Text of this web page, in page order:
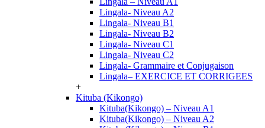
Lingala- Niveau A2
Lingala- Niveau B1
Lingala- Niveau B2
Lingala- Niveau C1
Lingala- Niveau C2
Lingala- Grammaire et Conjugaison
Lingala– EXERCICE ET CORRIGEES
+
Kituba (Kikongo)
Kituba(Kikongo) – Niveau A1
Kituba(Kikongo) – Niveau A2